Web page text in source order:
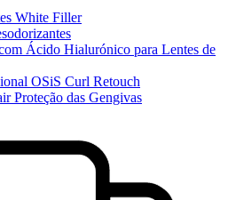
White Filler
Ácido Hialurónico para Lentes de
OSiS Curl Retouch
Proteção das Gengivas